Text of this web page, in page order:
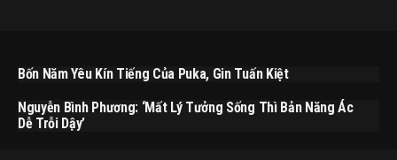
Bốn Năm Yêu Kín Tiếng Của Puka, Gin Tuấn Kiệt
Nguyễn Bình Phương: ‘Mất Lý Tưởng Sống Thì Bản Năng Ác
Dễ Trỗi Dậy’